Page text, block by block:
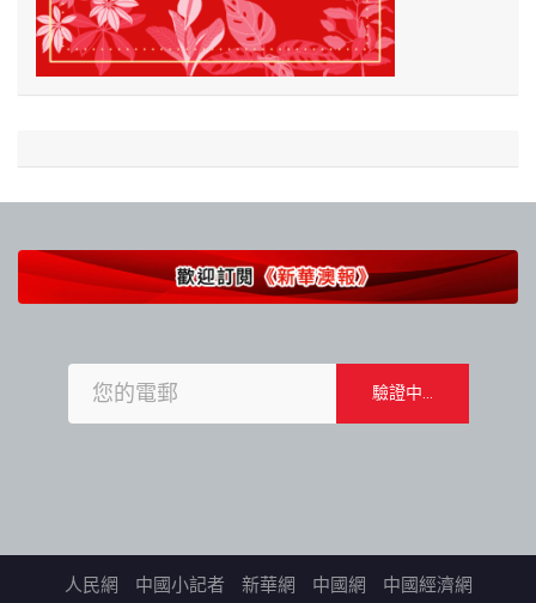
人民網 中國小記者 新華網 中國網 中國經濟網